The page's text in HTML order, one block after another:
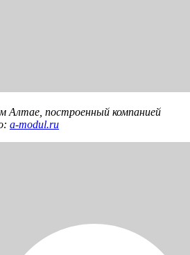
Алтае, построенный компанией
a-modul.ru